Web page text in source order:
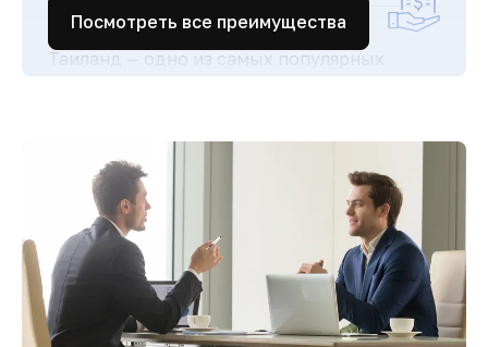
аренды
Таиланд — одно из самых популярных
высокий спрос на аренду недвижимости.
Простая и прозрачная
покупка
Понятная процедура покупки для
иностранцев и сопровождение юристов
делают сделки быстрыми и безопасными.
Комфортная жизнь и
развитая
Посмотреть все преимущества